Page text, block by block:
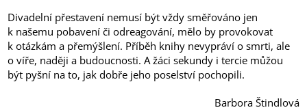
Divadelní přestavení nemusí být vždy směřováno jen
k našemu pobavení či odreagování, mělo by provokovat
k otázkám a přemýšlení. Příběh knihy nevypráví o smrti, ale
o víře, naději a budoucnosti. A žáci sekundy i tercie můžou
být pyšní na to, jak dobře jeho poselství pochopili.
Barbora Štindlová